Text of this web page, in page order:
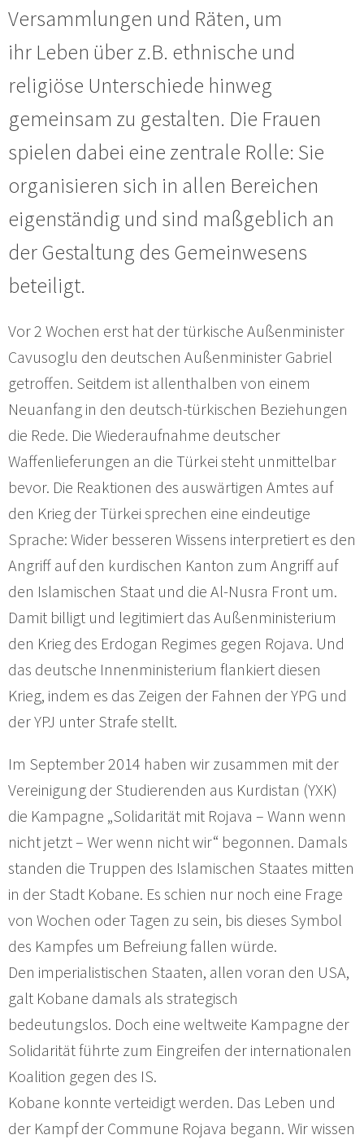
Versammlungen und Räten, um
ihr Leben über z.B. ethnische und
religiöse Unterschiede hinweg
gemeinsam zu gestalten. Die Frauen
spielen dabei eine zentrale Rolle: Sie
organisieren sich in allen Bereichen
eigenständig und sind maßgeblich an
der Gestaltung des Gemeinwesens
beteiligt.
Vor 2 Wochen erst hat der türkische Außenminister
Cavusoglu den deutschen Außenminister Gabriel
getroffen. Seitdem ist allenthalben von einem
Neuanfang in den deutsch-türkischen Beziehungen
die Rede. Die Wiederaufnahme deutscher
Waffenlieferungen an die Türkei steht unmittelbar
bevor. Die Reaktionen des auswärtigen Amtes auf
den Krieg der Türkei sprechen eine eindeutige
Sprache: Wider besseren Wissens interpretiert es den
Angriff auf den kurdischen Kanton zum Angriff auf
den Islamischen Staat und die Al-Nusra Front um.
Damit billigt und legitimiert das Außenministerium
den Krieg des Erdogan Regimes gegen Rojava. Und
das deutsche Innenministerium flankiert diesen
Krieg, indem es das Zeigen der Fahnen der YPG und
der YPJ unter Strafe stellt.
Im September 2014 haben wir zusammen mit der
Vereinigung der Studierenden aus Kurdistan (YXK)
die Kampagne „Solidarität mit Rojava – Wann wenn
nicht jetzt – Wer wenn nicht wir“ begonnen. Damals
standen die Truppen des Islamischen Staates mitten
in der Stadt Kobane. Es schien nur noch eine Frage
von Wochen oder Tagen zu sein, bis dieses Symbol
des Kampfes um Befreiung fallen würde.
Den imperialistischen Staaten, allen voran den USA,
galt Kobane damals als strategisch
bedeutungslos. Doch eine weltweite Kampagne der
Solidarität führte zum Eingreifen der internationalen
Koalition gegen des IS.
Kobane konnte verteidigt werden. Das Leben und
der Kampf der Commune Rojava begann. Wir wissen